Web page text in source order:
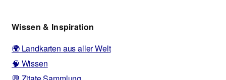
Wissen & Inspiration
🌍 Landkarten aus aller Welt
🧠 Wissen